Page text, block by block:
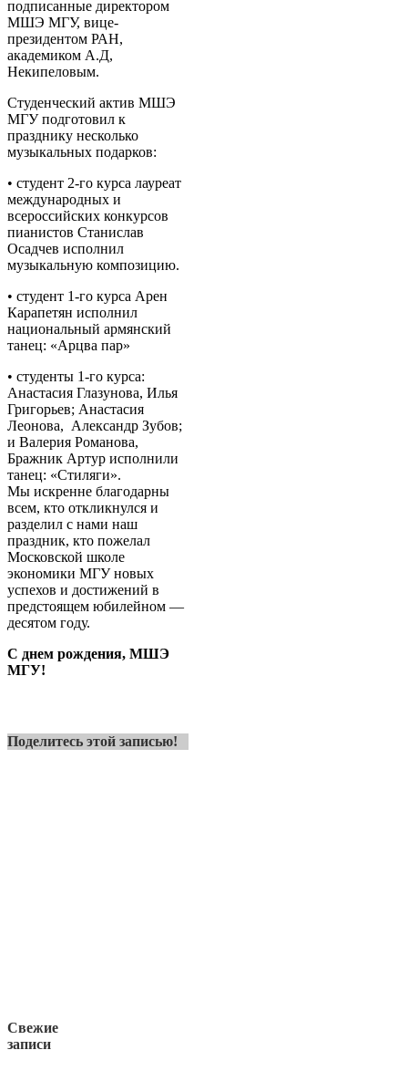
подписанные директором
МШЭ МГУ, вице-
президентом РАН,
академиком А.Д,
Некипеловым.
Студенческий актив МШЭ
МГУ подготовил к
празднику несколько
музыкальных подарков:
• студент 2-го курса лауреат
международных и
всероссийских конкурсов
пианистов Станислав
Осадчев исполнил
музыкальную композицию.
• студент 1-го курса Арен
Карапетян исполнил
национальный армянский
танец: «Арцва пар»
• студенты 1-го курса:
Анастасия Глазунова, Илья
Григорьев; Анастасия
Леонова, Александр Зубов;
и Валерия Романова,
Бражник Артур исполнили
танец: «Стиляги».
Мы искренне благодарны
всем, кто откликнулся и
разделил с нами наш
праздник, кто пожелал
Московской школе
экономики МГУ новых
успехов и достижений в
предстоящем юбилейном —
десятом году.
С днем рождения, МШЭ
МГУ!
Поделитесь этой записью!
Свежие
записи